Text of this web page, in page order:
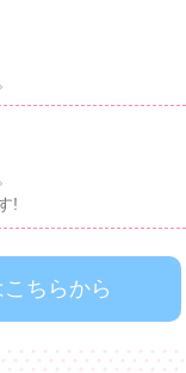
!
ちらから